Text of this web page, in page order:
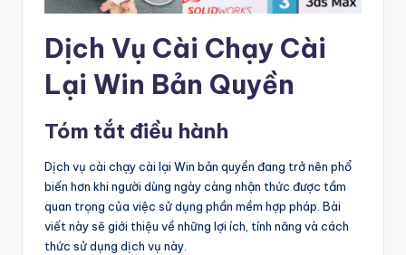
Dịch Vụ Cài Chạy Cài
Lại Win Bản Quyền
Tóm tắt điều hành
Dịch vụ cài chạy cài lại Win bản quyền đang trở nên phổ
biến hơn khi người dùng ngày càng nhận thức được tầm
quan trọng của việc sử dụng phần mềm hợp pháp. Bài
viết này sẽ giới thiệu về những lợi ích, tính năng và cách
thức sử dụng dịch vụ này.